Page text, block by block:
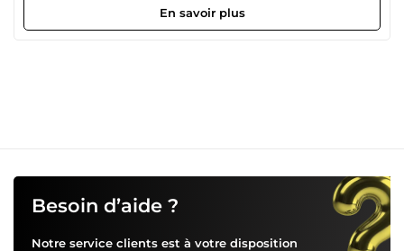
réactive, j’accompagne les entreprises dans l’optimisation
de leurs opérations d’achats et de supply chain. Je peux
En savoir plus
Besoin d’aide ?
Notre service clients est à votre disposition